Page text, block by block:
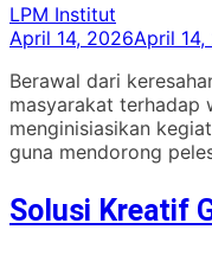
LPM Institut
April 14, 2026April
Berawal dari
masyarakat terhadap
menginisiasikan
guna mendorong
Solusi Kreatif